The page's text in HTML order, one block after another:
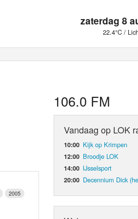
zaterdag 8
22.4°C /
2005
106.0 FM
Vandaag op LOK
10:00 Kijk op Krimpen
12:00 Broodje LOK
14:00 IJsselsport
20:00 Decennium Dick